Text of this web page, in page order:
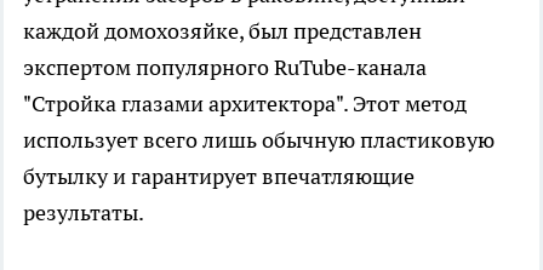
каждой домохозяйке, был представлен
экспертом популярного RuTube-канала
"Стройка глазами архитектора". Этот метод
использует всего лишь обычную пластиковую
бутылку и гарантирует впечатляющие
результаты.